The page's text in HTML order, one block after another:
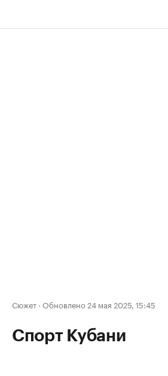
Сюжет · Обновлено 24 мая 2025, 15:45
Спорт Кубани